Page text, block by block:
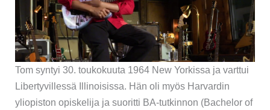
Tom syntyi 30. toukokuuta 1964 New Yorkissa ja varttui
Libertyvillessä Illinoisissa. Hän oli myös Harvardin
yliopiston opiskelija ja suoritti BA-tutkinnon (Bachelor of